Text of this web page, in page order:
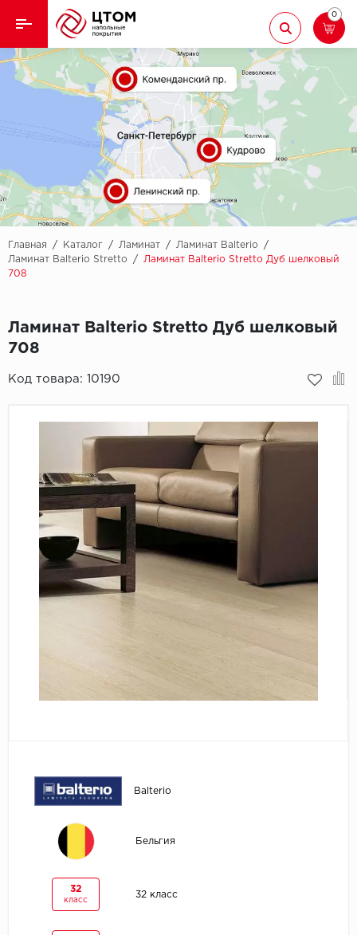
Назад
Кварцвиниловая плитка
Назад
Aberhof
Adelar
Alfa
AllureFloor
Alpine floor
Bonkeel
Classen
CorkArt Vinyl
Decoria
Ламинат
Ковролин
Линолеум
Паркет
Паркетная доска
Подложка
Пробковое покрытие
0
Главная / Каталог / Ламинат / Ламинат Balterio
/
Ламинат Balterio Stretto
/
Ламинат Balterio Stretto Дуб шелковый
708
Ламинат Balterio Stretto Дуб шелковый
708
Код товара: 10190
Balterio
Бельгия
32
класс
32 класс